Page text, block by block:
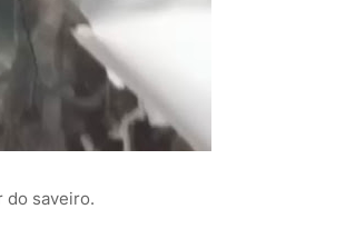
do saveiro.